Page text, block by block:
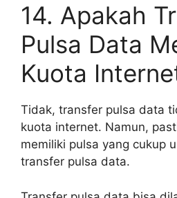
14. Apakah
Pulsa Data
Kuota
Tidak, transfer pulsa data
kuota internet. Namun,
memiliki pulsa yang cukup
transfer pulsa data.